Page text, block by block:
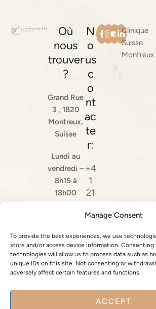
Manage Consent
To provide the best experiences, we use
store and/or access device information.
technologies will allow us to process data such as
unique IDs on this site. Not consenting or
adversely affect certain features and functions.
ACCEPT
Où
nous
trouver
?
Grand Rue
3 , 1820
Montreux,
Suisse
Lundi au
vendredi –
8h15 à
18h00
N
o
us
c
o
nt
ac
te
r:
+4
1
21
96
6
81
Pr
en
dr
Clinique
Suisse
Montreux